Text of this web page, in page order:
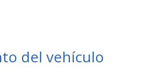
del vehículo